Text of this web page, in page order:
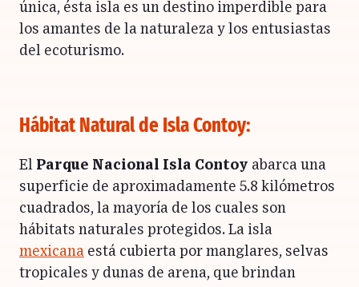
única, ésta isla es un destino imperdible para
los amantes de la naturaleza y los entusiastas
del ecoturismo.
Hábitat Natural de Isla Contoy:
El Parque Nacional Isla Contoy abarca una
superficie de aproximadamente 5.8 kilómetros
cuadrados, la mayoría de los cuales son
hábitats naturales protegidos. La isla
mexicana está cubierta por manglares, selvas
tropicales y dunas de arena, que brindan